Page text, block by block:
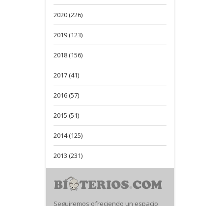
2020 (226)
2019 (123)
2018 (156)
2017 (41)
2016 (57)
2015 (51)
2014 (125)
2013 (231)
Seguiremos ofreciendo un espacio